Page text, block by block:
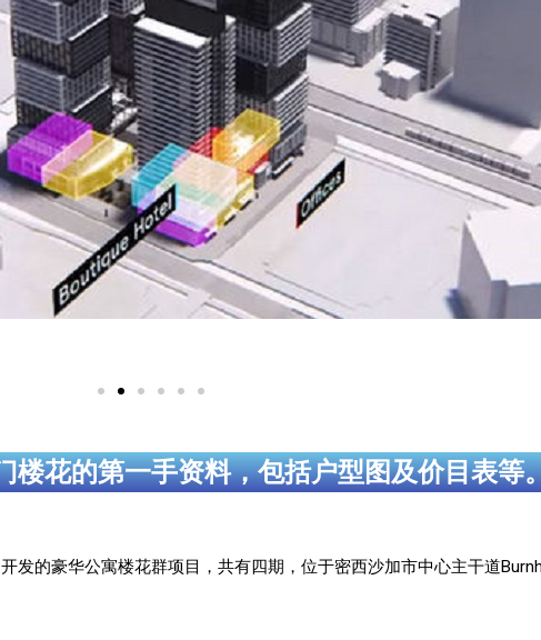
楼花的第一手资料，包括户型图及价目表等
发的豪华公寓楼花群项目，共有四期，位于密西沙加市中心主干道